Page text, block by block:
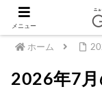
ホーム
2026年7月
メニュー